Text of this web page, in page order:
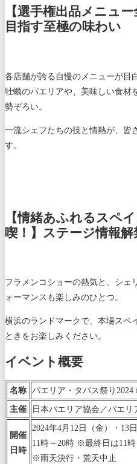
【選手権出品メニュ
目指す至極の味わい
各店舗が誇る自慢のメニューが目
牡蠣のパエリアや、美味しい食材
勢ぞろい。
一流シェフたちの技と情熱が、皆
す。
【情緒あふれるスペ
喫！】ステージ情報解
フラメンコショーの熱気と、シェ
ォーマンスも楽しみのひとつ。
横浜のランドマークで、本場スペ
ときをお楽しみください。
イベント概要
名称 パエリア・タパス祭り
主催 日本パエリア協会／パエ
開催
日時
2024年4月12日（金）・13
11時～20時 ※最終日は11時
※雨天決行・荒天中止